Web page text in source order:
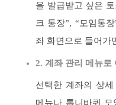
을 발급받고 싶은
크 통장”, “모임통
좌 화면으로 들어가
2. 계좌 관리 메뉴로
선택한 계좌의 상세
메뉴나 톱니바퀴